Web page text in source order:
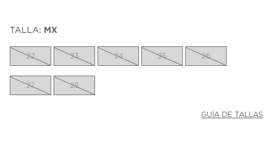
TALLA: MX
22 23 24 25 26
27 28
GUÍA DE TALLAS